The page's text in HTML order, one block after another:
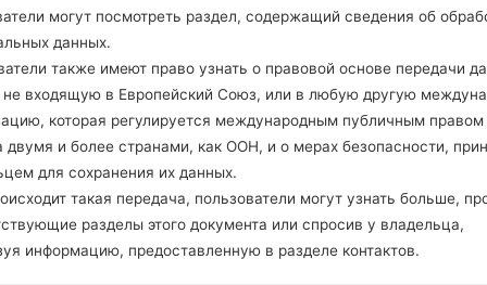
LG
ОС Размер
ОС Размер
могут посмотреть раздел, содержащий сведения об
данных.
также имеют право узнать о правовой основе передачи
не входящую в Европейский Союз, или в любую другую
которая регулируется международным публичным правом
двумя и более странами, как ООН, и о мерах безопасности,
для сохранения их данных.
такая передача, пользователи могут узнать больше,
разделы этого документа или спросив у владельца,
информацию, предоставленную в разделе контактов.